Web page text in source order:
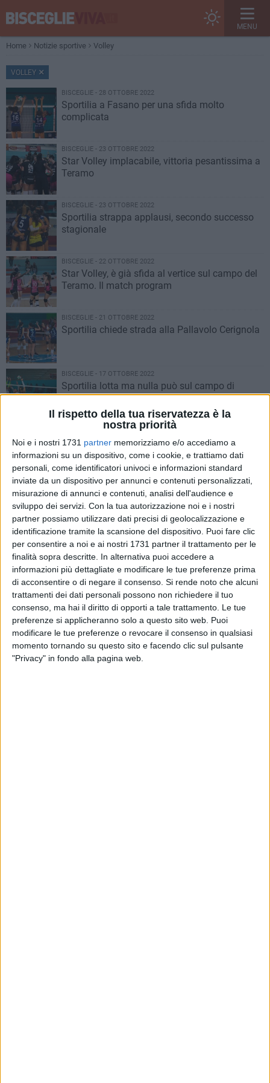
Il rispetto della tua riservatezza è la
nostra priorità
Noi e i nostri 1731 partner memorizziamo e/o accediamo a
informazioni su un dispositivo, come i cookie, e trattiamo dati
personali, come identificatori univoci e informazioni standard
inviate da un dispositivo per annunci e contenuti personalizzati,
misurazione di annunci e contenuti, analisi dell'audience e
sviluppo dei servizi. Con la tua autorizzazione noi e i nostri
partner possiamo utilizzare dati precisi di geolocalizzazione e
identificazione tramite la scansione del dispositivo. Puoi fare clic
per consentire a noi e ai nostri 1731 partner il trattamento per le
finalità sopra descritte. In alternativa puoi accedere a
informazioni più dettagliate e modificare le tue preferenze prima
di acconsentire o di negare il consenso. Si rende noto che alcuni
trattamenti dei dati personali possono non richiedere il tuo
consenso, ma hai il diritto di opporti a tale trattamento. Le tue
preferenze si applicheranno solo a questo sito web. Puoi
modificare le tue preferenze o revocare il consenso in qualsiasi
momento tornando su questo sito e facendo clic sul pulsante
"Privacy" in fondo alla pagina web.
MENU
Home Notizie sportive Volley
VOLLEY
BISCEGLIE - 28 OTTOBRE 2022
Sportilia a Fasano per una sfida molto
complicata
BISCEGLIE - 23 OTTOBRE 2022
Star Volley implacabile, vittoria pesantissima a
Teramo
BISCEGLIE - 23 OTTOBRE 2022
Sportilia strappa applausi, secondo successo
stagionale
BISCEGLIE - 22 OTTOBRE 2022
Star Volley, è già sfida al vertice sul campo del
Teramo. Il match program
BISCEGLIE - 21 OTTOBRE 2022
Sportilia chiede strada alla Pallavolo Cerignola
BISCEGLIE - 17 OTTOBRE 2022
Sportilia lotta ma nulla può sul campo di
Isernia
BISCEGLIE - 16 OTTOBRE 2022
La Star Volley si conferma anche davanti al
pubblico del PalaDolmen
BISCEGLIE - 15 OTTOBRE 2022
Star Volley, prima casalinga in B2. Il match
program
BISCEGLIE - 11 OTTOBRE 2022
Star Volley già al lavoro in vista del debutto
interno
BISCEGLIE - 9 OTTOBRE 2022
Star Volley subito a segno, netta vittoria in
Abruzzo al debutto in B2. Video intervista
BISCEGLIE - 9 OTTOBRE 2022
Sportilia parte benissimo al PalaDolmen,